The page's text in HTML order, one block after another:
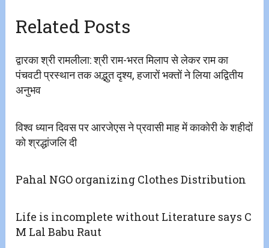
Related Posts
द्वारका श्री रामलीला: श्री राम-भरत मिलाप से लेकर राम का
पंचवटी प्रस्थान तक अद्भुत दृश्य, हजारों भक्तों ने लिया अद्वितीय
अनुभव
विश्व ध्यान दिवस पर आरजेएस ने प्रवासी माह में काकोरी के शहीदों
को श्रद्धांजलि दी
Pahal NGO organizing Clothes Distribution
Life is incomplete without Literature says C
M Lal Babu Raut